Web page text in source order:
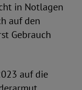
in Notlagen
auf den
Gebrauch
auf die